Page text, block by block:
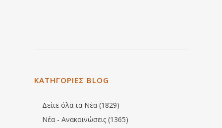
ΚΑΤΗΓΟΡΙΕΣ BLOG
Δείτε όλα τα Νέα (1829)
Νέα - Ανακοινώσεις (1365)